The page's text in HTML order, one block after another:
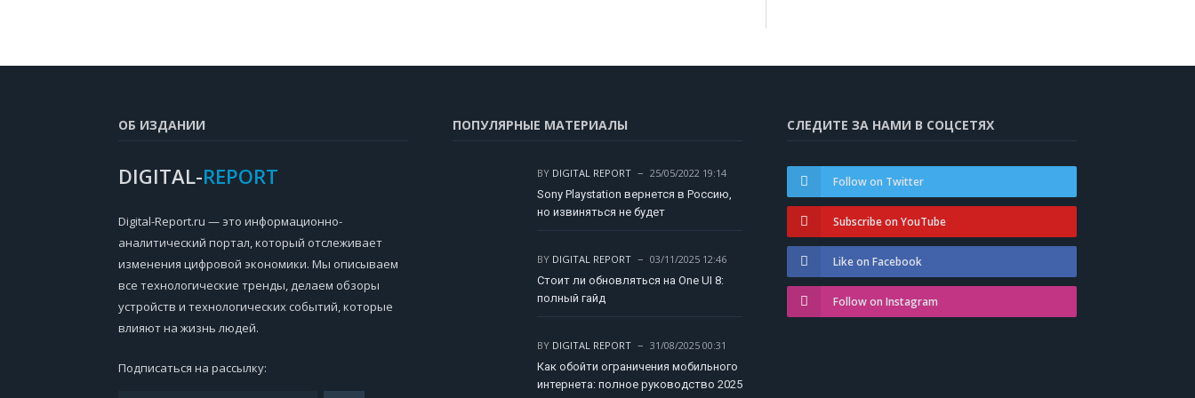
ОБ ИЗДАНИИ
DIGITAL-REPORT
Digital-Report.ru — это информационно-
аналитический портал, который отслеживает
изменения цифровой экономики. Мы описываем
все технологические тренды, делаем обзоры
устройств и технологических событий, которые
влияют на жизнь людей.
Подписаться на рассылку:
ПОПУЛЯРНЫЕ МАТЕРИАЛЫ
BY DIGITAL REPORT
25/05/2022 19:14
Sony Playstation вернется в Россию,
но извиняться не будет
BY DIGITAL REPORT
03/11/2025 12:46
Стоит ли обновляться на One UI 8:
полный гайд
BY DIGITAL REPORT
31/08/2025 00:31
Как обойти ограничения мобильного
интернета: полное руководство 2025
СЛЕДИТЕ ЗА НАМИ В СОЦСЕТЯХ
Follow on Twitter
Subscribe on YouTube
Like on Facebook
Follow on Instagram